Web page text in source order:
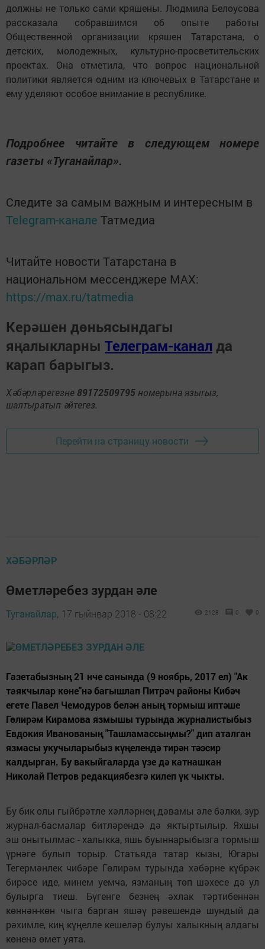
должны не только сами кряшены. Людмила Белоусова
рассказала собравшимся об опыте работы
Общественной организации кряшен Татарстана, о
детских, молодежных, культурно-просветительских
проектах. Она отметила, что вопрос национальной
политики является одним из ключевых в Татарстане и
ему уделяют особое внимание в республике.
Подробнее читайте в следующем номере
газеты «Туганайлар».
Следите за самым важным и интересным в
Telegram-канале Татмедиа
Читайте новости Татарстана в
национальном мессенджере MАХ:
https://max.ru/tatmedia
Керәшен дөньясындагы
яңалыкларны Телеграм-канал да
карап барыгыз.
Хәбәрләрегезне 89172509795 номерына языгыз,
шалтыратып әйтегез.
Перейти на страницу новости
ХӘБӘРЛӘР
Өметләребез зурдан әле
Туганайлар, 17 гыйнвар 2018 - 08:22 2128 0 0
Газетабызның 21 нче санында (9 ноябрь, 2017 ел) "Ак
таякчылар көне"нә багышлап Питрәч районы Кибәч
егете Павел Чемодуров белән аның тормыш иптәше
Гөлирәм Кирамова язмышы турында журналистыбыз
Евдокия Иванованың "Ташламассыңмы?" дип аталган
язмасы укучыларыбыз күңелендә тирән тәэсир
калдырган. Бу вакыйгаларда үзе дә катнашкан
Николай Петров редакциябезгә килеп үк чыкты.
Бу бик олы гыйбрәтле хәлләрнең дәвамы әле бәлки, зур
журнал-басмалар битләрендә дә яктыртылыр. Яхшы
эш онытылмас - халыкка, яшь буыннарыбызга тормыш
үрнәге булып торыр. Статьяда татар кызы, Югары
Тегермәнлек чибәре Гөлирәм турында хәбәрне күбрәк
бирәсе иде, минем уемча, язманың төп шәхесе дә ул
булырга тиеш. Бүгенге безнең әхлак тәртибеннән
көннән-көн чыга барган яшәү рәвешендә шундый да
рәхимле, киң күңелле кешеләр булуы халыкның алдагы
көненә өмет уята.